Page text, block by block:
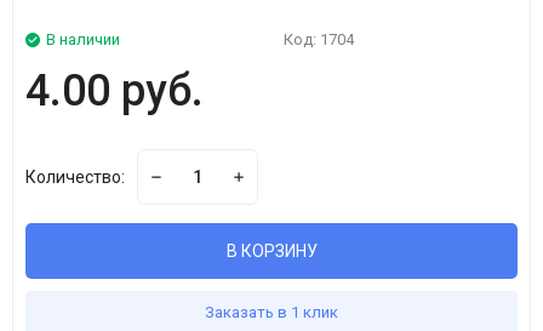
В наличии Код: 1704
4.00 руб.
Количество:
В КОРЗИНУ
Заказать в 1 клик